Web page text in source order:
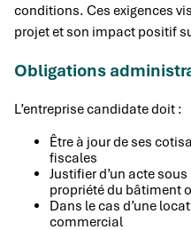
conditions. Ces exigences
projet et son impact positif
Obligations
L’entreprise candidate doit :
Être à jour de ses
fiscales
Justifier d’un acte
propriété du bâtiment
Dans le cas d’une
commercial